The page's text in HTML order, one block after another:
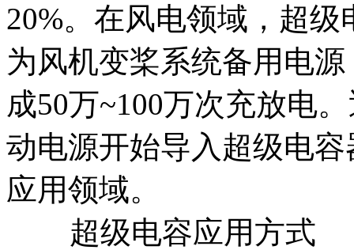
20%。在风电领域，超
为风机变桨系统备用电
成50万~100万次充放电
动电源开始导入超级电
应用领域。
超级电容应用方式